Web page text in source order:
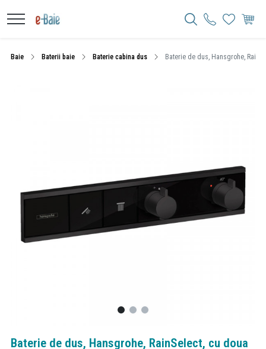
Baie Baterii baie Baterie cabina dus Baterie de dus, Hansgrohe,
Baterie de dus, Hansgrohe, RainSelect, cu doua